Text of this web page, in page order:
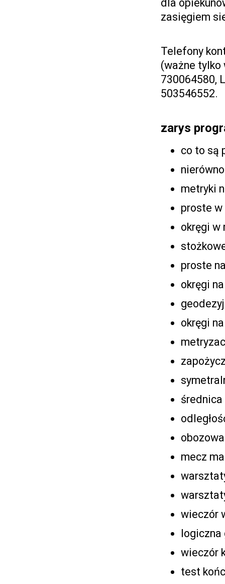
dla
zasięgiem
Telefony
(ważne tylko
730064580,
503546552.
zarys
co to są
metryki
proste
okręgi w
proste
okręgi
okręgi
mecz
wieczór
logiczna
wieczór
test